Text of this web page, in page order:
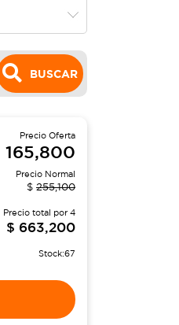
BUSCAR
Precio Oferta
165,800
Precio Normal
$ 255,100
Precio total por4
$ 663,200
Stock:67